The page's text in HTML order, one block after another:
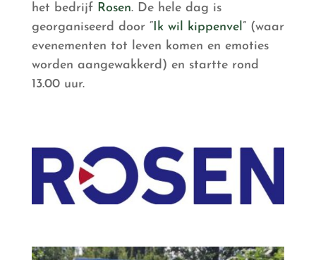
het bedrijf Rosen. De hele dag is
georganiseerd door “Ik wil kippenvel” (waar
evenementen tot leven komen en emoties
worden aangewakkerd) en startte rond
13.00 uur.